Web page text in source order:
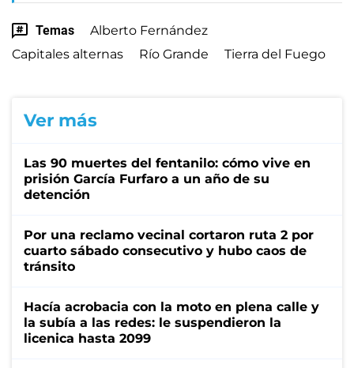
Temas
Alberto Fernández
Capitales alternas
Río Grande Tierra del Fuego
Ver más
Las 90 muertes del fentanilo: cómo vive en
prisión García Furfaro a un año de su
detención
Por una reclamo vecinal cortaron ruta 2 por
cuarto sábado consecutivo y hubo caos de
tránsito
Hacía acrobacia con la moto en plena calle y
la subía a las redes: le suspendieron la
licenica hasta 2099